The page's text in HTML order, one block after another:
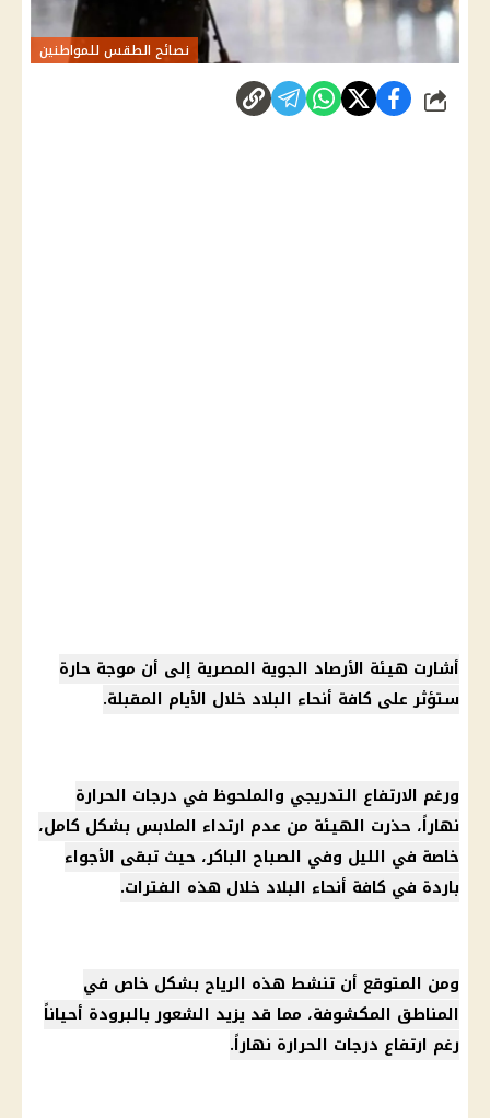
نصائح الطقس للمواطنين
شارك
أشارت هيئة الأرصاد الجوية المصرية إلى أن موجة حارة
ستؤثر على كافة أنحاء البلاد خلال الأيام المقبلة.
ورغم الارتفاع التدريجي والملحوظ في درجات الحرارة
نهاراً، حذرت الهيئة من عدم ارتداء الملابس بشكل كامل،
خاصة في الليل وفي الصباح الباكر، حيث تبقى الأجواء
باردة في كافة أنحاء البلاد خلال هذه الفترات.
ومن المتوقع أن تنشط هذه الرياح بشكل خاص في
المناطق المكشوفة، مما قد يزيد الشعور بالبرودة أحياناً
رغم ارتفاع درجات الحرارة نهاراً.